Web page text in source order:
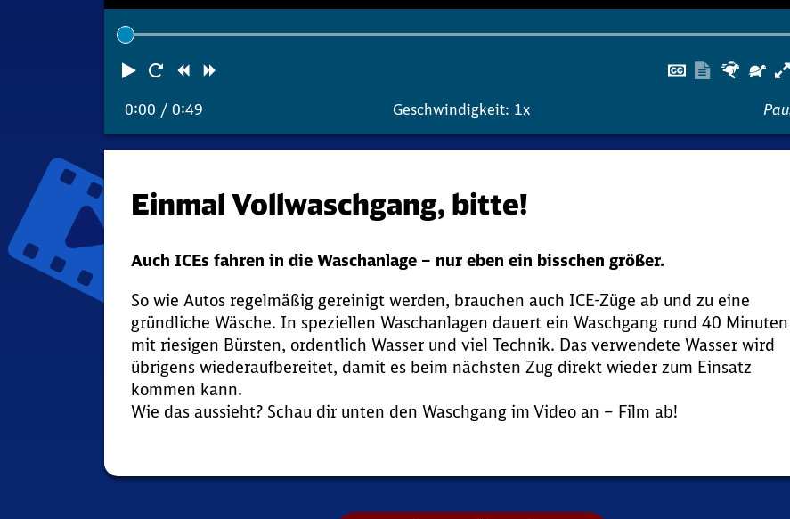
Abspielen
Neustart
Zurück
Untertitel
0:00 / 0:49 Geschwindigkeit: 1x
Einmal Vollwaschgang, bitte!
Auch ICEs fahren in die Waschanlage – nur eben ein bisschen größer.
So wie Autos regelmäßig gereinigt werden, brauchen auch ICE-Züge ab und zu eine
gründliche Wäsche. In speziellen Waschanlagen dauert ein Waschgang rund 40
mit riesigen Bürsten, ordentlich Wasser und viel Technik. Das verwendete Wasser wird
übrigens wiederaufbereitet, damit es beim nächsten Zug direkt wieder zum Einsatz
kommen kann.
Wie das aussieht? Schau dir unten den Waschgang im Video an – Film ab!